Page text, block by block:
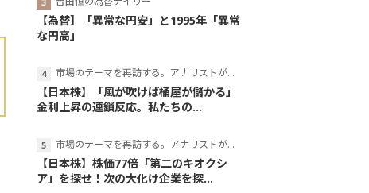
【為替】「異常な円安」と1995年「異常
な円高」
市場のテーマを再訪する。アナリストが読み解くテーマの本質
【日本株】「風が吹けば桶屋が儲かる」
金利上昇の連鎖反応。私たちの...
市場のテーマを再訪する。アナリストが読み解くテーマの本質
【日本株】株価77倍「第二のキオクシ
ア」を探せ！次の大化け企業を探...